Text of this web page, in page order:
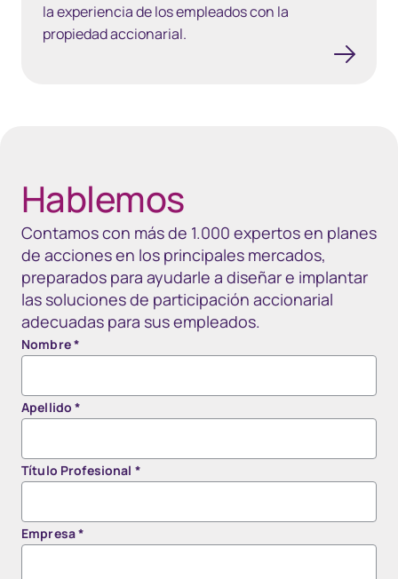
la experiencia de los empleados con la
propiedad accionarial.
Hablemos
Contamos con más de 1.000 expertos en planes
de acciones en los principales mercados,
preparados para ayudarle a diseñar e implantar
las soluciones de participación accionarial
adecuadas para sus empleados.
Nombre*
Apellido*
Título Profesional *
Empresa*